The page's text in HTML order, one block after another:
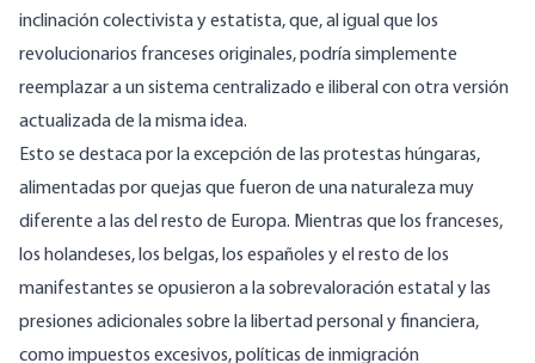
inclinación colectivista y estatista, que, al igual que los
revolucionarios franceses originales, podría simplemente
reemplazar a un sistema centralizado e iliberal con otra versión
actualizada de la misma idea.
Esto se destaca por la excepción de las protestas húngaras,
alimentadas por quejas que fueron de una naturaleza muy
diferente a las del resto de Europa. Mientras que los franceses,
los holandeses, los belgas, los españoles y el resto de los
manifestantes se opusieron a la sobrevaloración estatal y las
presiones adicionales sobre la libertad personal y financiera,
como impuestos excesivos, políticas de inmigración